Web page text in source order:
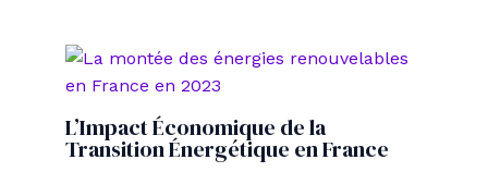
L’Impact Économique de la
Transition Énergétique en France